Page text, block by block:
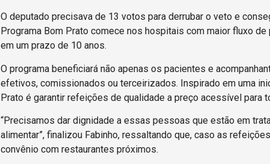
O deputado precisava de 13 votos para derrubar o veto e
Programa Bom Prato comece nos hospitais com maior fluxo
em um prazo de 10 anos.
O programa beneficiará não apenas os pacientes e
efetivos, comissionados ou terceirizados. Inspirado em uma
Prato é garantir refeições de qualidade a preço acessível para
“Precisamos dar dignidade a essas pessoas que estão em
alimentar”, finalizou Fabinho, ressaltando que, caso as
convênio com restaurantes próximos.